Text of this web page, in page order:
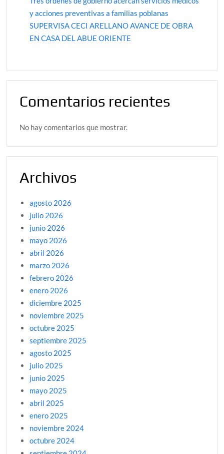
y acciones preventivas a familias poblanas
SUPERVISA CECI ARELLANO AVANCE DE OBRA
EN CASA DEL ABUE ORIENTE
Comentarios recientes
No hay comentarios que mostrar.
Archivos
agosto 2026
julio 2026
junio 2026
mayo 2026
abril 2026
marzo 2026
febrero 2026
enero 2026
diciembre 2025
noviembre 2025
octubre 2025
septiembre 2025
agosto 2025
julio 2025
junio 2025
mayo 2025
abril 2025
enero 2025
noviembre 2024
octubre 2024